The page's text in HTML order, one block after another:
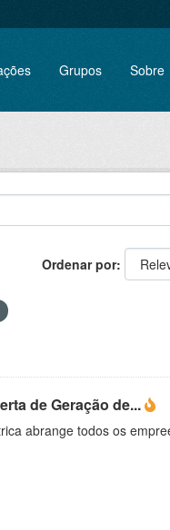
Grupos Sobre
Ordenar por
de Geração de...
abrange todos os